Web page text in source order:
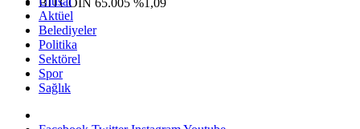
BITCOIN 65.005 %1,09
Aktüel
Belediyeler
Politika
Sektörel
Spor
Sağlık